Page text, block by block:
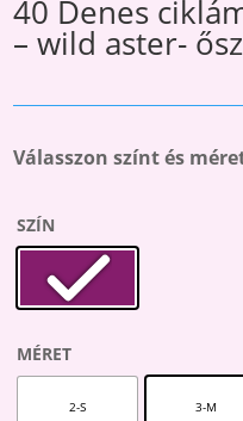
40 Denes
– wild aster-
Válasszon színt és
SZÍN
MÉRET
2-S 3-M